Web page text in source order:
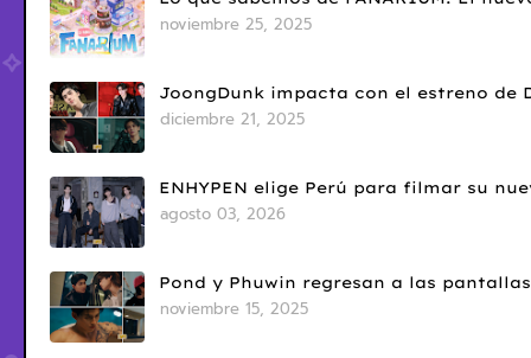
noviembre 25, 2025
JoongDunk impacta con el estreno de
diciembre 21, 2025
ENHYPEN elige Perú para filmar su
agosto 03, 2026
Pond y Phuwin regresan a las
noviembre 15, 2025